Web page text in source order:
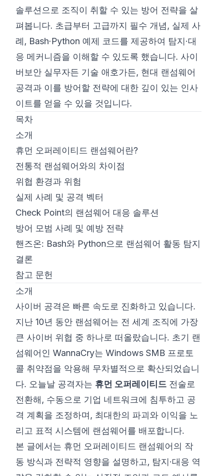
솔루션으로 조직이 취할 수 있는 방어 전략을 살
펴봅니다. 초급부터 고급까지 필수 개념, 실제 사
례, Bash·Python 예제 코드를 제공하여 탐지·대
응 메커니즘을 이해할 수 있도록 했습니다. 사이
버보안 실무자든 기술 애호가든, 현대 랜섬웨어
공격과 이를 방어할 전략에 대한 깊이 있는 인사
이트를 얻을 수 있을 것입니다.
목차
소개
휴먼 오퍼레이티드 랜섬웨어란?
전통적 랜섬웨어와의 차이점
위협 환경과 위험
실제 사례 및 공격 벡터
Check Point의 랜섬웨어 대응 솔루션
방어 모범 사례 및 예방 전략
핸즈온: Bash와 Python으로 랜섬웨어 활동 탐지
결론
참고 문헌
소개
사이버 공격은 빠른 속도로 진화하고 있습니다.
지난 10년 동안 랜섬웨어는 전 세계 조직에 가장
큰 사이버 위협 중 하나로 떠올랐습니다. 초기 랜
섬웨어인 WannaCry는 Windows SMB 프로토
콜 취약점을 악용해 무차별적으로 확산되었습니
다. 오늘날 공격자는 휴먼 오퍼레이티드 전술로
전환해, 수동으로 기업 네트워크에 침투하고 공
격 계획을 조정하며, 최대한의 파괴와 이익을 노
리고 표적 시스템에 랜섬웨어를 배포합니다.
본 글에서는 휴먼 오퍼레이티드 랜섬웨어의 작
동 방식과 전략적 영향을 설명하고, 탐지·대응 역